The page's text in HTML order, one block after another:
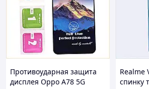
Противоударная защита
дисплея Oppo A78 5G
Realme
спинку